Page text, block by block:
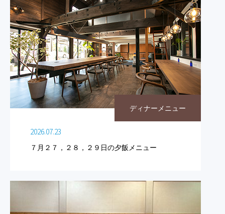
ディナーメニュー
2026.07.23
７月２７，２８，２９日の夕飯メニュー